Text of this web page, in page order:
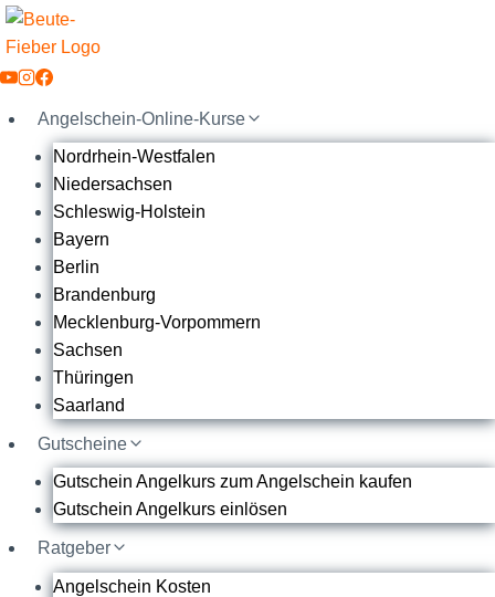
Zum
Inhalt
springen
Angelschein-Online-Kurse
Nordrhein-Westfalen
Niedersachsen
Schleswig-Holstein
Bayern
Berlin
Brandenburg
Mecklenburg-Vorpommern
Sachsen
Thüringen
Saarland
Gutscheine
Gutschein Angelkurs zum Angelschein kaufen
Gutschein Angelkurs einlösen
Ratgeber
Angelschein Kosten